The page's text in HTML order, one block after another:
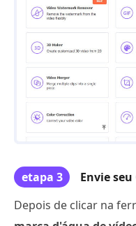
etapa 3
Envie seu
Depois de clicar na